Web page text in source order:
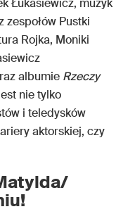
Łukasiewicz, muzyk
zespołów Pustki
Rojka, Moniki
albumie Rzeczy
nie tylko
i teledysków
aktorskiej, czy